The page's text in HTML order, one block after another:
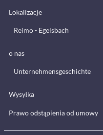
Lokalizacje
Reimo - Egelsbach
o nas
Unternehmensgeschichte
Wysyłka
Prawo odstąpienia od umowy